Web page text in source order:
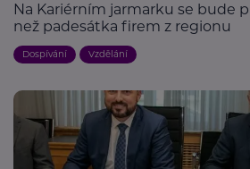
Na Kariérním jarmarku se bude
než padesátka firem z regionu
Dospívání Vzdělání